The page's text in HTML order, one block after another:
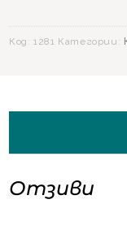
-
Код:1281 Категории:
Отзиви